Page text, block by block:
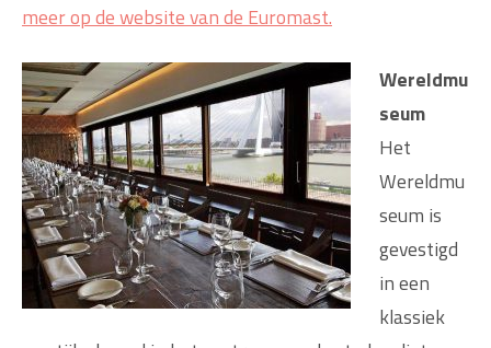
meer op de website van de Euromast.
Wereldmu
seum
Het
Wereldmu
seum is
gevestigd
in een
klassiek